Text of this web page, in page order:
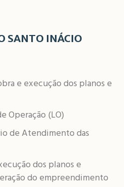
SANTO INÁCIO
e execução dos planos e
Operação (LO)
de Atendimento das
dos planos e
do empreendimento